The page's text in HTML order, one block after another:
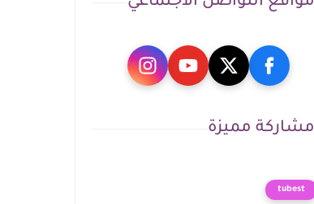
مشاركة مميزة
tubest